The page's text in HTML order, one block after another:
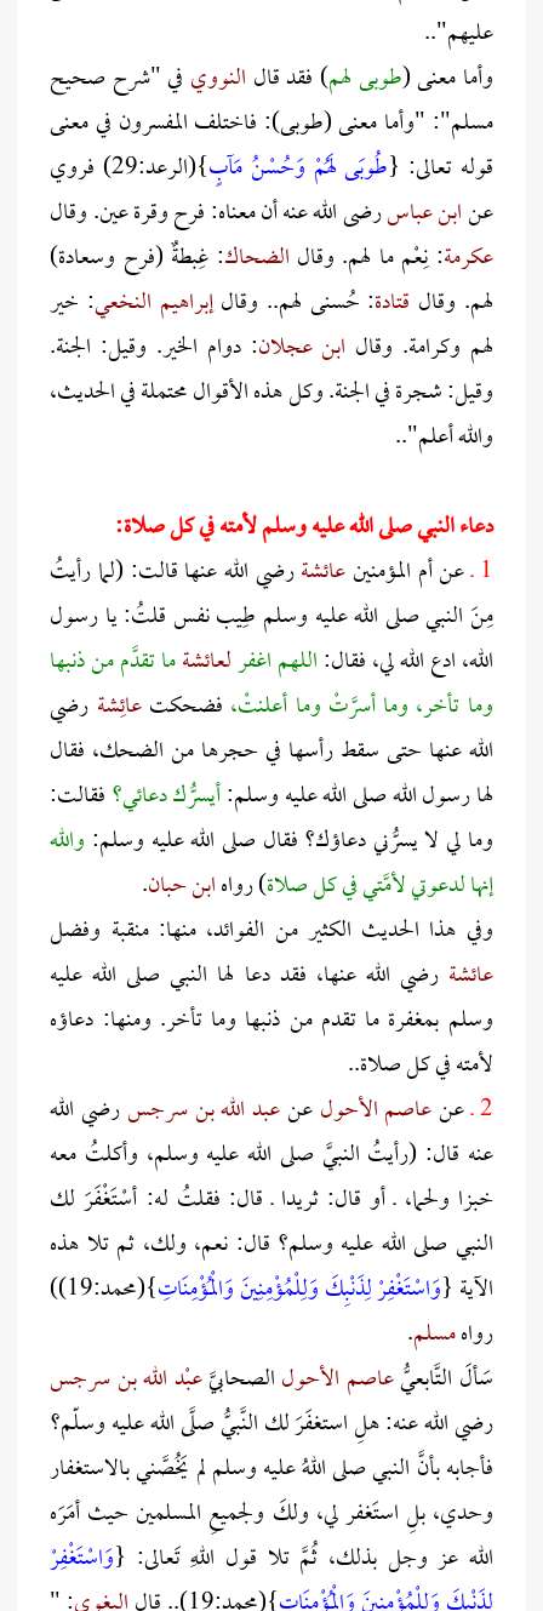
عليهم"..
وأما معنى (طوبى لهم) فقد قال النووي في "شرح صحيح
مسلم": "وأما معنى (طوبى): فاختلف المفسرون في معنى
قوله تعالى: {طُوبَى لَهُمْ وَحُسْنُ مَآبٍ
}(الرعد:29) فروي
عنابن عباسرضى الله عنه أن معناه: فرح وقرة عين. وقال
عكرمة: نِعْم ما لهم. وقال الضحاك: غِبطةٌ (فرح وسعادة)
لهم. وقال قتادة: حُسنى لهم.. وقالإبراهيم النخعي: خير
لهم وكرامة. وقال ابن عجلان: دوام الخير. وقيل: الجنة.
وقيل: شجرة في الجنة. وكل هذه الأقوال محتملة في الحديث،
والله أعلم"..
دعاء النبي صلى الله عليه وسلم لأمته في كل صلاة:
1 ـ عن أم المؤمنينعائشةرضي الله عنها قالت: (لما رأيتُ
مِنَ النبي صلى الله عليه وسلم طِيب نفس قلتُ: يا رسول
الله، ادع الله لي، فقال:اللهم اغفرلعائشةما تقدَّم من ذنبها
وما تأخر، وما أسرَّتْ وما أعلنتْ، فضحكتعائِشة رضي
الله عنها حتى سقط رأسها في حجرها من الضحك، فقال
لها رسول الله صلى الله عليه وسلم:أيسرُّك دعائي؟فقالت:
وما لي لا يسرُّني دعاؤك؟ فقال صلى الله عليه وسلم: والله
إنها لدعوتي لأمَّتي في كل صلاة) رواهابن حبان.
وفي هذا الحديث الكثير من الفوائد، منها: منقبة وفضل
عائشةرضي الله عنها، فقد دعا لها النبي صلى الله عليه
وسلم بمغفرة ما تقدم من ذنبها وما تأخر. ومنها: دعاؤه
لأمته في كل صلاة..
2 ـ عنعاصم الأحولعنعبد الله بن سرجسرضي الله
عنه قال: (رأيتُ النبيَّ صلى الله عليه وسلم، وأكلتُ معه
خبزا ولحما، ـ أو قال: ثريدا ـ قال: فقلتُ له: أسْتَغْفَرَ لك
النبي صلى الله عليه وسلم؟ قال: نعم، ولك، ثم تلا هذه
الآية {وَاسْتَغْفِرْ لِذَنْبِكَ وَلِلْمُؤْمِنِينَ وَالْمُؤْمِنَاتِ
}(محمد:19))
رواهمسلم.
سَألَ التَّابعيُّعاصم الأحولالصحابيَّعبْد الله بن سرجس
رضي الله عنه: هلِ استغفَرَ لك النَّبيُّ صلَّى الله عليه وسلّم؟
فأجابه بأنَّ النبي صلى اللهُ عليه وسلم لم يَخُصَّني بالاستغفار
وحدي، بلِ استَغفر لي، ولكَ ولجميعِ المسلمين حيث أمَرَه
الله عز وجل بذلك، ثُمَّ تلا قول اللهِ تَعالى: {وَاسْتَغْفِرْ